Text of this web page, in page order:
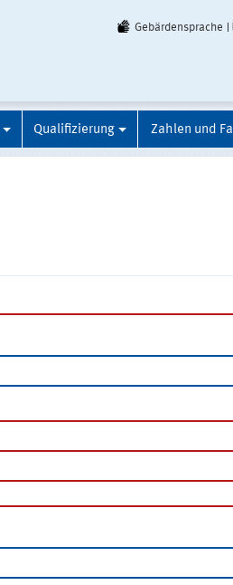
Gebärdensprache
Qualifizierung Zahlen und